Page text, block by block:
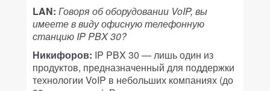
LAN: Говоря об оборудовании VoIP, вы
имеете в виду офисную телефонную
станцию IP PBX 30?
Никифоров: IP PBX 30 — лишь один из
продуктов, предназначенный для поддержки
технологии VoIP в небольших компаниях (до